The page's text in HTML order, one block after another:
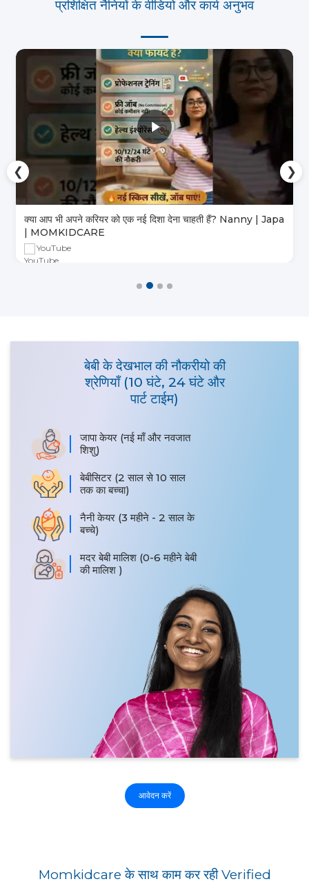
प्रशिक्षित नैनियों के वीडियो और कार्य अनुभव
क्या आप भी अपने करियर को एक नई दिशा देना चाहती हैं? Nanny | Japa
| MOMKIDCARE
YouTube
❮ ❯
बेबी के देखभाल की नौकरीयो की
श्रेणियाँ (10 घंटे, 24 घंटे और
पार्ट टाईम)
जापा केयर (नई माँ और नवजात
शिशु)
बेबीसिटर (2 साल से 10 साल
तक का बच्चा)
नैनी केयर (3 महीने - 2 साल के
बच्चे)
मदर बेबी मालिश (0-6 महीने बेबी
की मालिश )
आवेदन करें
Momkidcare के साथ काम कर रही Verified